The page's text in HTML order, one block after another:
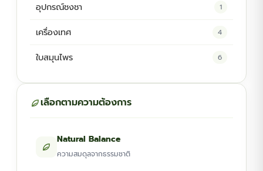
อุปกรณ์ชงชา 1
เครื่องเทศ 4
ใบสมุนไพร 6
เลือกตามความต้องการ
Natural Balance
ความสมดุลจากธรรมชาติ